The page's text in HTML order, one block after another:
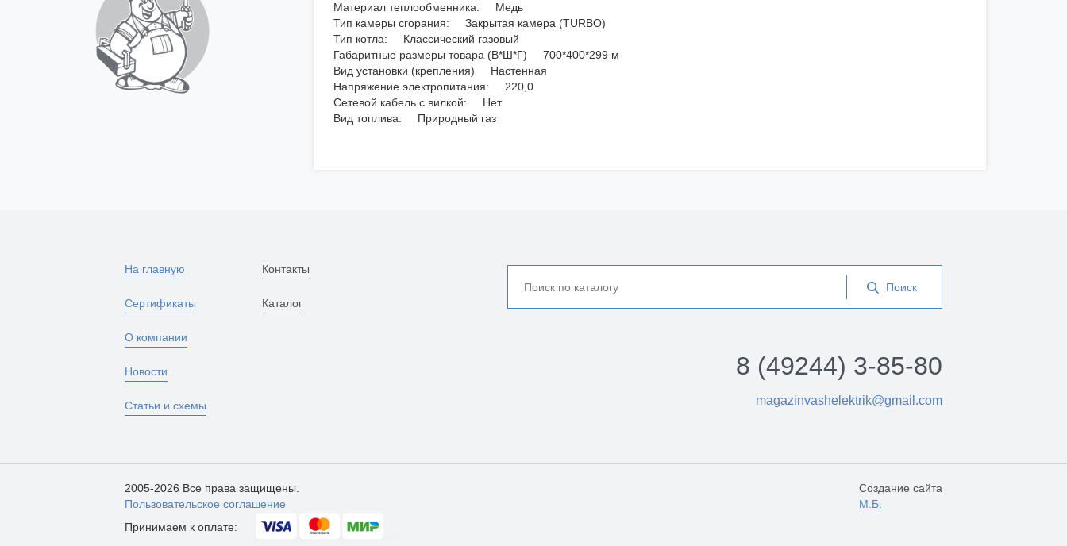
Материал теплообменника: Медь
Тип камеры сгорания: Закрытая камера (TURBO)
Тип котла: Классический газовый
Габаритные размеры товара (В*Ш*Г) 700*400*299 м
Вид установки (крепления) Настенная
Напряжение электропитания: 220,0
Сетевой кабель с вилкой: Нет
Вид топлива: Природный газ
На главную
Сертификаты
О компании
Новости
Статьи и схемы
Контакты
Каталог
8 (49244) 3-85-80
magazinvashelektrik@gmail.com
2005-2026 Все права защищены.
Пользовательское соглашение
Принимаем к оплате:
Создание сайта
М.Б.